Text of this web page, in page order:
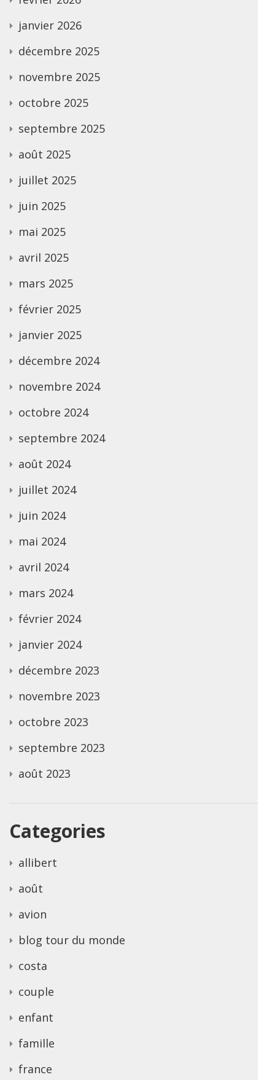
janvier 2026
décembre 2025
novembre 2025
octobre 2025
septembre 2025
août 2025
juillet 2025
juin 2025
mai 2025
avril 2025
mars 2025
février 2025
janvier 2025
décembre 2024
novembre 2024
octobre 2024
septembre 2024
août 2024
juillet 2024
juin 2024
mai 2024
avril 2024
mars 2024
février 2024
janvier 2024
décembre 2023
novembre 2023
octobre 2023
septembre 2023
août 2023
Categories
allibert
août
avion
blog tour du monde
costa
couple
enfant
famille
france